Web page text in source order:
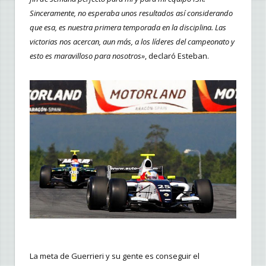
Sinceramente, no esperaba unos resultados así considerando
que esa, es nuestra primera temporada en la disciplina. Las
victorias nos acercan, aun más, a los líderes del campeonato y
esto es maravilloso para nosotros», declaró Esteban.
La meta de Guerrieri y su gente es conseguir el